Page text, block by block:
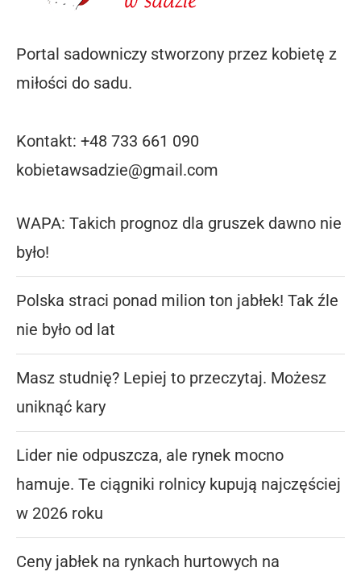
Portal sadowniczy stworzony przez kobietę z
miłości do sadu.
Kontakt: +48 733 661 090
kobietawsadzie@gmail.com
WAPA: Takich prognoz dla gruszek dawno nie
było!
Polska straci ponad milion ton jabłek! Tak źle
nie było od lat
Masz studnię? Lepiej to przeczytaj. Możesz
uniknąć kary
Lider nie odpuszcza, ale rynek mocno
hamuje. Te ciągniki rolnicy kupują najczęściej
w 2026 roku
Ceny jabłek na rynkach hurtowych na